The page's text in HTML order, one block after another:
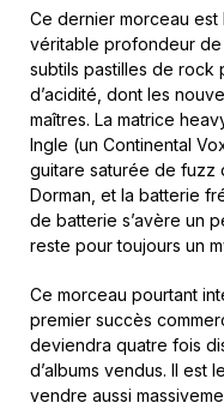
Ce dernier morceau est
véritable profondeur de
subtils pastilles de
d’acidité, dont les
maîtres. La matrice
Ingle (un Continental
guitare saturée de fuzz
Dorman, et la batterie
de batterie s’avère un
reste pour toujours un
Ce morceau pourtant
premier succès
deviendra quatre fois
d’albums vendus. Il est
vendre aussi